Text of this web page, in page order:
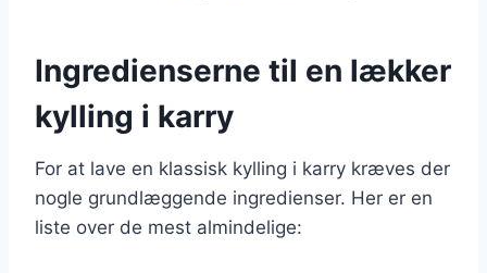
Ingredienserne til en lækker
kylling i karry
For at lave en klassisk kylling i karry kræves der
nogle grundlæggende ingredienser. Her er en
liste over de mest almindelige: